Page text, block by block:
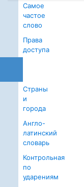
Самое
частое
слово
Права
доступа
Страны
и
города
Англо-
латинский
словарь
Контрольная
по
ударениям